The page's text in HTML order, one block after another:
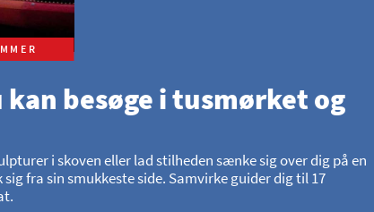
kan besøge i tusmørket og
i skoven eller lad stilheden sænke sig over dig på en
fra sin smukkeste side. Samvirke guider dig til 17